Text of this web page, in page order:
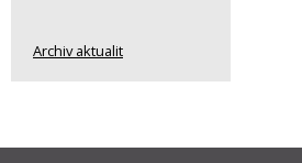
Archiv aktualit